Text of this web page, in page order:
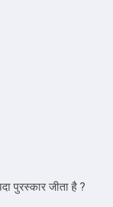
पुरस्कार जीता है ?